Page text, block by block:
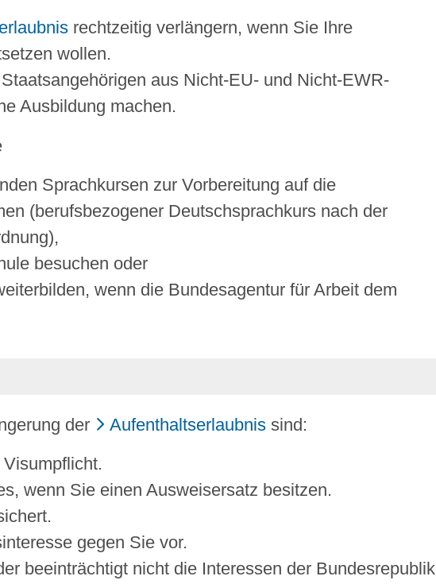
rechtzeitig verlängern, wenn Sie Ihre
wollen.
aus Nicht-EU- und Nicht-EWR-
Ausbildung machen.
Sprachkursen zur Vorbereitung auf die
(berufsbezogener Deutschsprachkurs nach der
besuchen oder
wenn die Bundesagentur für Arbeit dem
der Aufenthaltserlaubnis sind:
wenn Sie einen Ausweisersatz besitzen.
gegen Sie vor.
beeinträchtigt nicht die Interessen der Bundesrepublik